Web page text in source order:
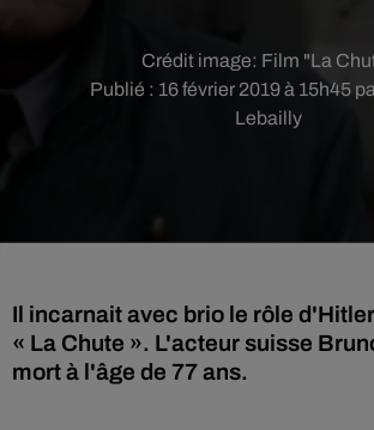
Publié : 16 février 2019 à 15h45
Lebailly
Crédit image: Film "La
Il incarnait avec brio le rôle
« La Chute ». L'acteur suisse
mort à l'âge de 77 ans.